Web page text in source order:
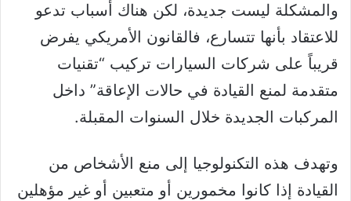
والمشكلة ليست جديدة، لكن هناك أسباب تدعو
للاعتقاد بأنها تتسارع، فالقانون الأمريكي يفرض
قريباً على شركات السيارات تركيب “تقنيات
متقدمة لمنع القيادة في حالات الإعاقة” داخل
المركبات الجديدة خلال السنوات المقبلة.
وتهدف هذه التكنولوجيا إلى منع الأشخاص من
القيادة إذا كانوا مخمورين أو متعبين أو غير مؤهلين